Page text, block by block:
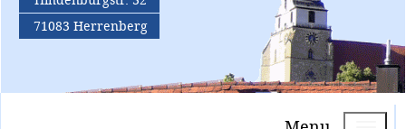
71083 Herrenberg